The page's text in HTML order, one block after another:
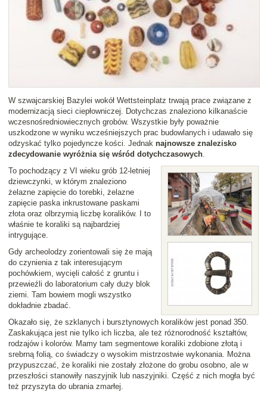
W szwajcarskiej Bazylei wokół Wettsteinplatz trwają prace związane z
modernizacją sieci ciepłowniczej. Dotychczas znaleziono kilkanaście
wczesnośredniowiecznych grobów. Wszystkie były poważnie
uszkodzone w wyniku wcześniejszych prac budowlanych i udawało się
odzyskać tylko pojedyncze kości. Jednak najnowsze znalezisko
zdecydowanie wyróżnia się wśród dotychczasowych.
To pochodzący z VI wieku grób 12-letniej
dziewczynki, w którym znaleziono
żelazne zapięcie do torebki, żelazne
zapięcie paska inkrustowane paskami
złota oraz olbrzymią liczbę koralików. I to
właśnie te koraliki są najbardziej
intrygujące.
Gdy archeolodzy zorientowali się że mają
do czynienia z tak interesującym
pochówkiem, wycięli całość z gruntu i
przewieźli do laboratorium cały duży blok
ziemi. Tam bowiem mogli wszystko
dokładnie zbadać.
Okazało się, że szklanych i bursztynowych koralików jest ponad 350.
Zaskakująca jest nie tylko ich liczba, ale też różnorodność kształtów,
rodzajów i kolorów. Mamy tam segmentowe koraliki zdobione złotą i
srebrną folią, co świadczy o wysokim mistrzostwie wykonania. Można
przypuszczać, że koraliki nie zostały złożone do grobu osobno, ale w
przeszłości stanowiły naszyjnik lub naszyjniki. Część z nich mogła być
też przyszyta do ubrania zmarłej.